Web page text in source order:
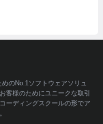
のNo.1ソフトウェアソリュ
客様のためにユニークな取引
ーディングスクールの形でア